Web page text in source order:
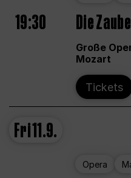
19:30 Die
Große
Mozart
Tickets
Fri11.9.
Opera